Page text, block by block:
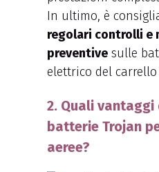
In ultimo, è
regolari controlli e
preventive sulle
elettrico del carrello
2. Quali
batterie Trojan
aeree?